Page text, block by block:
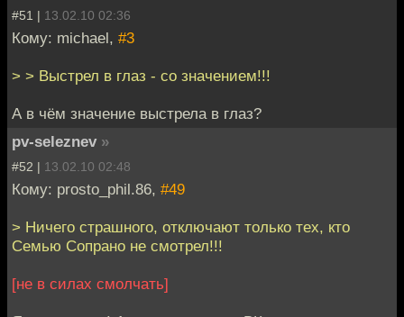
#51 | 13.02.10 02:36
Кому: michael, #3
> > Выстрел в глаз - со значением!!!
А в чём значение выстрела в глаз?
pv-seleznev »
#52 | 13.02.10 02:48
Кому: prosto_phil.86, #49
> Ничего страшного, отключают только тех, кто
Семью Сопрано не смотрел!!!
[не в силах смолчать]